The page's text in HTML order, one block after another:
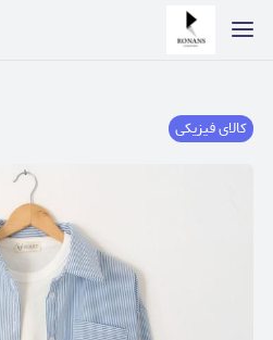
کالای فیزیکی